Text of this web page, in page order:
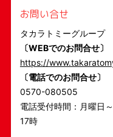
お問い合せ
タカラトミーグループ
〔WEBでのお問合せ〕
https://
〔電話でのお問合せ〕
0570-080505
電話受付時間：月曜日
17時